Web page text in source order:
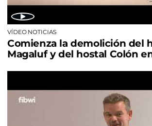
VÍDEO NOTICIAS
Comienza la demolición del
Magaluf y del hostal Colón